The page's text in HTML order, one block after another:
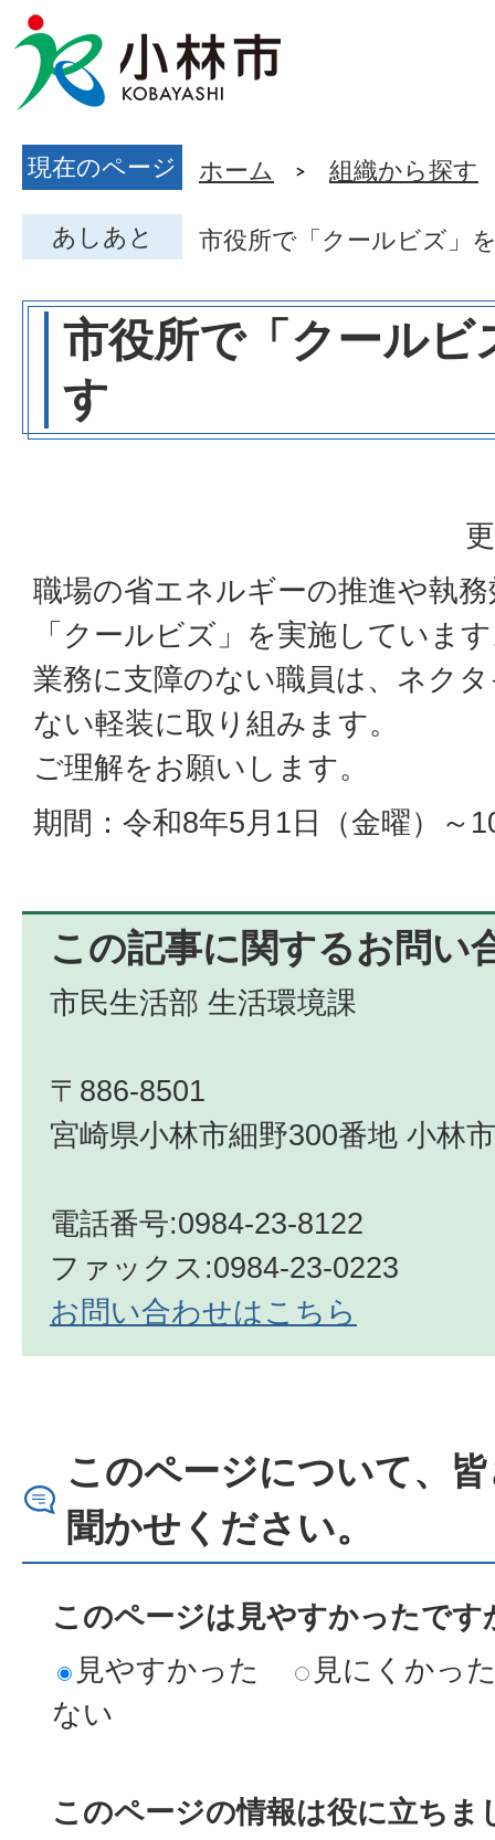
現在のページ ホーム 組織から探す
あしあと 市役所で「クールビズ」
市役所で「クールビ
す
職場の省エネルギーの推進や執
「クールビズ」を実施していま
業務に支障のない職員は、ネク
ない軽装に取り組みます。
ご理解をお願いします。
期間：令和8年5月1日（金曜）～
この記事に関するお問い
市民生活部 生活環境課
〒886-8501
宮崎県小林市細野300番地 小林
電話番号:0984-23-8122
ファックス:0984-23-0223
お問い合わせはこちら
このページについて、
聞かせください。
このページは見やすかったです
見やすかった
見にくかっ
ない
このページの情報は役に立ちま